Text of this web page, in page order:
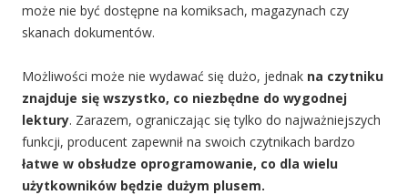
może nie być dostępne na komiksach, magazynach czy
skanach dokumentów.
Możliwości może nie wydawać się dużo, jednak na czytniku
znajduje się wszystko, co niezbędne do wygodnej
lektury. Zarazem, ograniczając się tylko do najważniejszych
funkcji, producent zapewnił na swoich czytnikach bardzo
łatwe w obsłudze oprogramowanie, co dla wielu
użytkowników będzie dużym plusem.